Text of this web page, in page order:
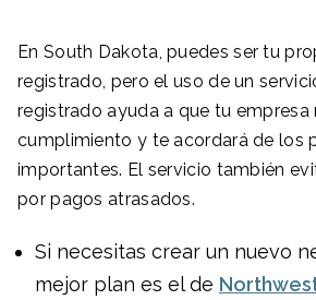
En South Dakota, puedes ser tu
registrado, pero el uso de un
registrado ayuda a que tu empresa
cumplimiento y te acordará de los
importantes. El servicio también
por pagos atrasados.
Si necesitas crear un nuevo
mejor plan es el de